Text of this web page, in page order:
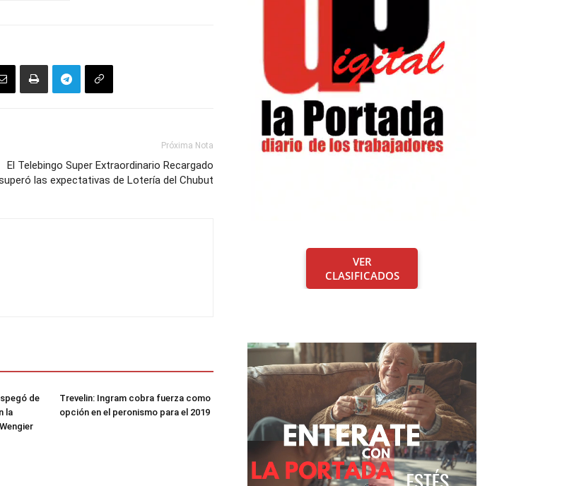
Próxima Nota
El Telebingo Super Extraordinario Recargado
las expectativas de Lotería del Chubut
de
la
Trevelin: Ingram cobra fuerza como
opción en el peronismo para el 2019
VER
CLASIFICADOS